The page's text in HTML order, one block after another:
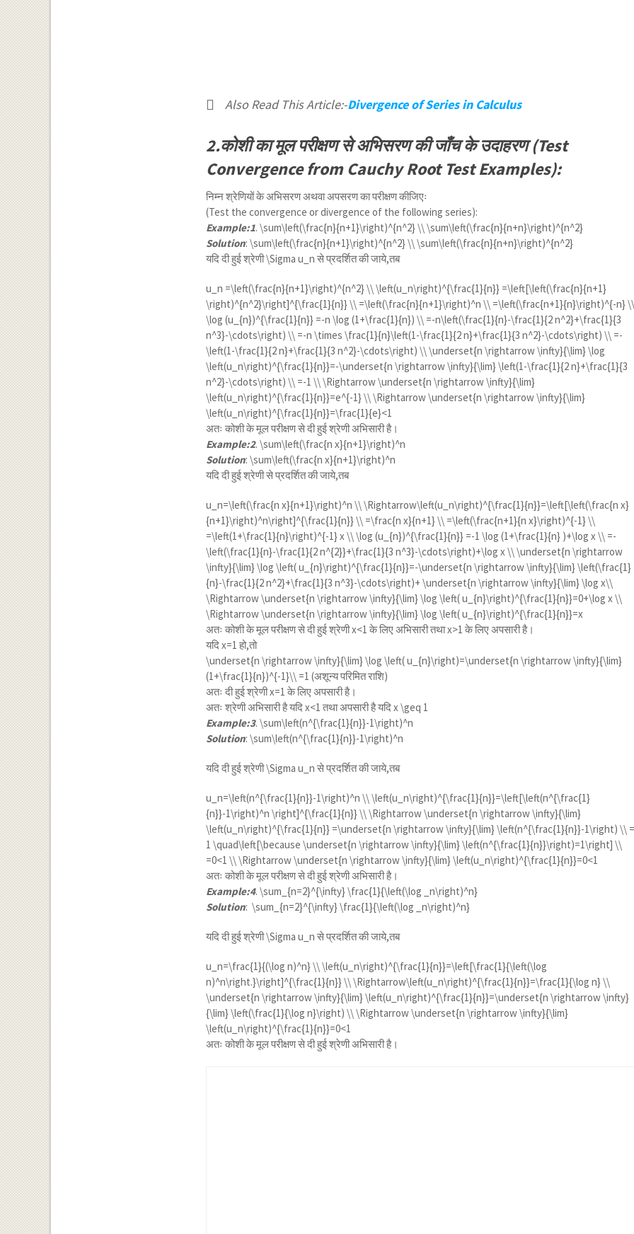
Also Read This Article:-Divergence of Series in Calculus
2.कोशी का मूल परीक्षण से अभिसरण की जाँच के उदाहरण (Test
Convergence from Cauchy Root Test Examples):
निम्न श्रेणियों के अभिसरण अथवा अपसरण का परीक्षण कीजिएः
(Test the convergence or divergence of the following series):
Example:1.\sum\left(\frac{n}{n+1}\right)^{n^2} \\ \sum\left(\frac{n}{n+n}\right)^{n^2}
Solution:\sum\left(\frac{n}{n+1}\right)^{n^2} \\ \sum\left(\frac{n}{n+n}\right)^{n^2}
यदि दी हुई श्रेणी\Sigma u_n से प्रदर्शित की जाये,तब
u_n =\left(\frac{n}{n+1}\right)^{n^2} \\ \left(u_n\right)^{\frac{1}{n}} =\left[\left(\frac{n}{n+1}
\right)^{n^2}\right]^{\frac{1}{n}} \\ =\left(\frac{n}{n+1}\right)^n \\ =\left(\frac{n+1}{n}\right)^{-n}
\log (u_{n})^{\frac{1}{n}} =-n \log (1+\frac{1}{n}) \\ =-n\left(\frac{1}{n}-\frac{1}{2 n^2}+\frac{1}{3
n^3}-\cdots\right) \\ =-n \times \frac{1}{n}\left(1-\frac{1}{2 n}+\frac{1}{3 n^2}-\cdots\right) \\ =-
\left(1-\frac{1}{2 n}+\frac{1}{3 n^2}-\cdots\right) \\ \underset{n \rightarrow \infty}{\lim} \log
\left(u_n\right)^{\frac{1}{n}}=-\underset{n \rightarrow \infty}{\lim} \left(1-\frac{1}{2 n}+\frac{1}{3
n^2}-\cdots\right) \\ =-1 \\ \Rightarrow \underset{n \rightarrow \infty}{\lim}
\left(u_n\right)^{\frac{1}{n}}=e^{-1} \\ \Rightarrow \underset{n \rightarrow \infty}{\lim}
\left(u_n\right)^{\frac{1}{n}}=\frac{1}{e}<1
अतः कोशी के मूल परीक्षण से दी हुई श्रेणी अभिसारी है।
Example:2.\sum\left(\frac{n x}{n+1}\right)^n
Solution:\sum\left(\frac{n x}{n+1}\right)^n
यदि दी हुई श्रेणी से प्रदर्शित की जाये,तब
u_n=\left(\frac{n x}{n+1}\right)^n \\ \Rightarrow\left(u_n\right)^{\frac{1}{n}}=\left[\left(\frac{n x}
{n+1}\right)^n\right]^{\frac{1}{n}} \\ =\frac{n x}{n+1} \\ =\left(\frac{n+1}{n x}\right)^{-1} \\
=\left(1+\frac{1}{n}\right)^{-1} x \\ \log (u_{n})^{\frac{1}{n}} =-1 \log (1+\frac{1}{n} )+\log x \\ =-
\left(\frac{1}{n}-\frac{1}{2 n^{2}}+\frac{1}{3 n^3}-\cdots\right)+\log x \\ \underset{n \rightarrow
\infty}{\lim} \log \left( u_{n}\right)^{\frac{1}{n}}=-\underset{n \rightarrow \infty}{\lim} \left(\frac{1}
{n}-\frac{1}{2 n^2}+\frac{1}{3 n^3}-\cdots\right)+ \underset{n \rightarrow \infty}{\lim} \log x\\
\Rightarrow \underset{n \rightarrow \infty}{\lim} \log \left( u_{n}\right)^{\frac{1}{n}}=0+\log x \\
\Rightarrow \underset{n \rightarrow \infty}{\lim} \log \left( u_{n}\right)^{\frac{1}{n}}=x
अतः कोशी के मूल परीक्षण से दी हुई श्रेणी x<1 के लिए अभिसारी तथा x>1 के लिए अपसारी है।
यदि x=1 हो,तो
\underset{n \rightarrow \infty}{\lim} \log \left( u_{n}\right)=\underset{n \rightarrow \infty}{\lim}
(1+\frac{1}{n})^{-1}\\ =1 (अशून्य परिमित राशि)
अतः दी हुई श्रेणी x=1 के लिए अपसारी है।
अतः श्रेणी अभिसारी है यदि x<1 तथा अपसारी है यदिx \geq 1
Example:3.\sum\left(n^{\frac{1}{n}}-1\right)^n
Solution:\sum\left(n^{\frac{1}{n}}-1\right)^n
यदि दी हुई श्रेणी\Sigma u_n से प्रदर्शित की जाये,तब
u_n=\left(n^{\frac{1}{n}}-1\right)^n \\ \left(u_n\right)^{\frac{1}{n}}=\left[\left(n^{\frac{1}
{n}}-1\right)^n \right]^{\frac{1}{n}} \\ \Rightarrow \underset{n \rightarrow \infty}{\lim}
\left(u_n\right)^{\frac{1}{n}} =\underset{n \rightarrow \infty}{\lim} \left(n^{\frac{1}{n}}-1\right) \\
1 \quad\left[\because \underset{n \rightarrow \infty}{\lim} \left(n^{\frac{1}{n}}\right)=1\right] \\
=0<1 \\ \Rightarrow \underset{n \rightarrow \infty}{\lim} \left(u_n\right)^{\frac{1}{n}}=0<1
अतः कोशी के मूल परीक्षण से दी हुई श्रेणी अभिसारी है।
Example:4.\sum_{n=2}^{\infty} \frac{1}{\left(\log _n\right)^n}
Solution:\sum_{n=2}^{\infty} \frac{1}{\left(\log _n\right)^n}
यदि दी हुई श्रेणी\Sigma u_n से प्रदर्शित की जाये,तब
u_n=\frac{1}{(\log n)^n} \\ \left(u_n\right)^{\frac{1}{n}}=\left[\frac{1}{\left(\log
n)^n\right.}\right]^{\frac{1}{n}} \\ \Rightarrow\left(u_n\right)^{\frac{1}{n}}=\frac{1}{\log n} \\
\underset{n \rightarrow \infty}{\lim} \left(u_n\right)^{\frac{1}{n}}=\underset{n \rightarrow \infty}
{\lim} \left(\frac{1}{\log n}\right) \\ \Rightarrow \underset{n \rightarrow \infty}{\lim}
\left(u_n\right)^{\frac{1}{n}}=0<1
अतः कोशी के मूल परीक्षण से दी हुई श्रेणी अभिसारी है।